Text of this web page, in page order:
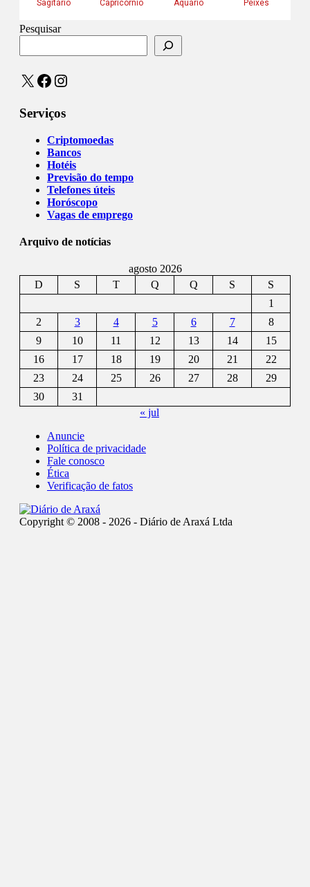
Pesquisar
X Facebook
Instagram
Serviços
Criptomoedas
Bancos
Hotéis
Previsão do tempo
Telefones úteis
Horóscopo
Vagas de emprego
Arquivo de notícias
agosto 2026
D
S T Q Q S
S
1
2
3 4 5 6 7
8
9
10 11 12 13 14
15
16
17 18 19 20 21
22
23
24 25 26 27 28
29
30
31
« jul
Anuncie
Política de privacidade
Fale conosco
Ética
Verificação de fatos
Copyright © 2008 - 2026 - Diário de Araxá Ltda